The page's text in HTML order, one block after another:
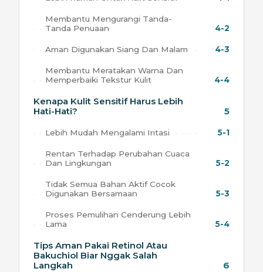
Membantu Mengurangi Tanda-
Tanda Penuaan
4-2
Aman Digunakan Siang Dan Malam 4-3
Membantu Meratakan Warna Dan
Memperbaiki Tekstur Kulit
4-4
Kenapa Kulit Sensitif Harus Lebih
Hati-Hati?
5
Lebih Mudah Mengalami Iritasi 5-1
Rentan Terhadap Perubahan Cuaca
Dan Lingkungan
5-2
Tidak Semua Bahan Aktif Cocok
Digunakan Bersamaan
5-3
Proses Pemulihan Cenderung Lebih
Lama
5-4
Tips Aman Pakai Retinol Atau
Bakuchiol Biar Nggak Salah
Langkah
6